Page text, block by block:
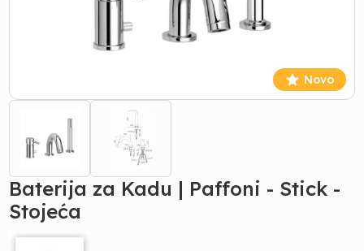
Novo
Baterija za Kadu | Paffoni - Stick -
Stojeća